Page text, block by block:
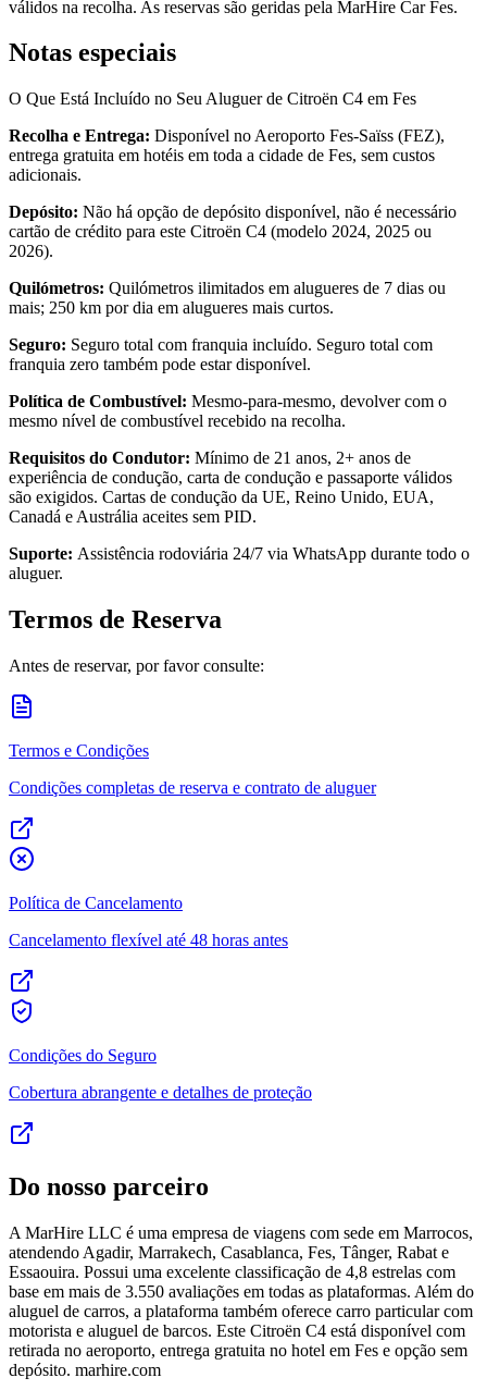
válidos na recolha. As reservas são geridas pela MarHire Car Fes.
Notas especiais
O Que Está Incluído no Seu Aluguer de Citroën C4 em Fes
Recolha e Entrega: Disponível no Aeroporto Fes-Saïss (FEZ),
entrega gratuita em hotéis em toda a cidade de Fes, sem custos
adicionais.
Depósito: Não há opção de depósito disponível, não é necessário
cartão de crédito para este Citroën C4 (modelo 2024, 2025 ou
2026).
Quilómetros: Quilómetros ilimitados em alugueres de 7 dias ou
mais; 250 km por dia em alugueres mais curtos.
Seguro: Seguro total com franquia incluído. Seguro total com
franquia zero também pode estar disponível.
Política de Combustível: Mesmo-para-mesmo, devolver com o
mesmo nível de combustível recebido na recolha.
Requisitos do Condutor: Mínimo de 21 anos, 2+ anos de
experiência de condução, carta de condução e passaporte válidos
são exigidos. Cartas de condução da UE, Reino Unido, EUA,
Canadá e Austrália aceites sem PID.
Suporte: Assistência rodoviária 24/7 via WhatsApp durante todo o
aluguer.
Termos de Reserva
Antes de reservar, por favor consulte:
Termos e Condições
Condições completas de reserva e contrato de aluguer
Política de Cancelamento
Cancelamento flexível até 48 horas antes
Condições do Seguro
Cobertura abrangente e detalhes de proteção
Do nosso parceiro
A MarHire LLC é uma empresa de viagens com sede em Marrocos,
atendendo Agadir, Marrakech, Casablanca, Fes, Tânger, Rabat e
Essaouira. Possui uma excelente classificação de 4,8 estrelas com
base em mais de 3.550 avaliações em todas as plataformas. Além do
aluguel de carros, a plataforma também oferece carro particular com
motorista e aluguel de barcos. Este Citroën C4 está disponível com
retirada no aeroporto, entrega gratuita no hotel em Fes e opção sem
depósito. marhire.com